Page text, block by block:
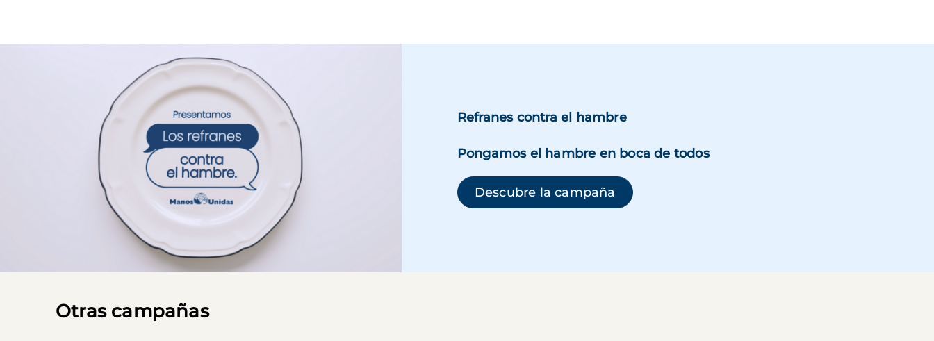
Refranes contra el hambre
Pongamos el hambre en boca de todos
Descubre la campaña (se abre en una ventana nueva)
Otras campañas